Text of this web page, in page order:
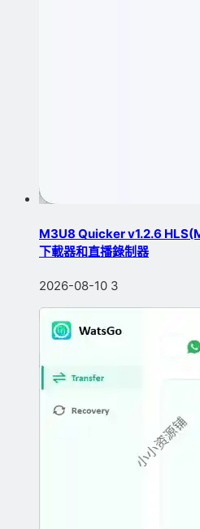
M3U8 Quicker v1.2.6
下載器和直播錄制器
2026-08-10 3